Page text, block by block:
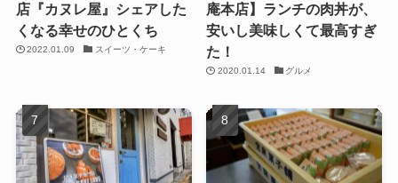
店『カヌレ屋』シェアした
くなる幸せのひとくち
2022.01.09 スイーツ・ケーキ
庵本店】ランチの肉丼が、
安いし美味しくて最高すぎ
た！
2020.01.14 グルメ